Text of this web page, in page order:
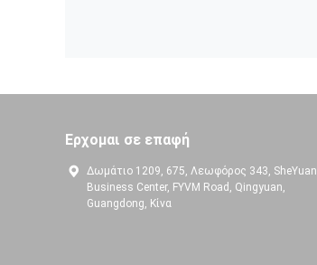
Ερχομαι σε επαφή
Δωμάτιο 1209, 675, Λεωφόρος 343, SheYuan
Business Center, FYVM Road, Qingyuan,
Guangdong, Κίνα